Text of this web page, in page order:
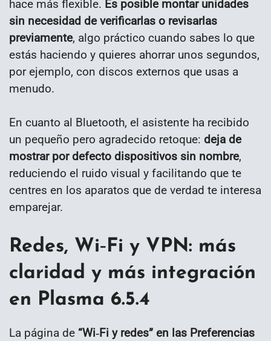
hace más flexible. Es posible montar unidades
sin necesidad de verificarlas o revisarlas
previamente, algo práctico cuando sabes lo que
estás haciendo y quieres ahorrar unos segundos,
por ejemplo, con discos externos que usas a
menudo.
En cuanto al Bluetooth, el asistente ha recibido
un pequeño pero agradecido retoque: deja de
mostrar por defecto dispositivos sin nombre,
reduciendo el ruido visual y facilitando que te
centres en los aparatos que de verdad te interesa
emparejar.
Redes, Wi‑Fi y VPN: más
claridad y más integración
en Plasma 6.5.4
La página de “Wi‑Fi y redes” en las Preferencias